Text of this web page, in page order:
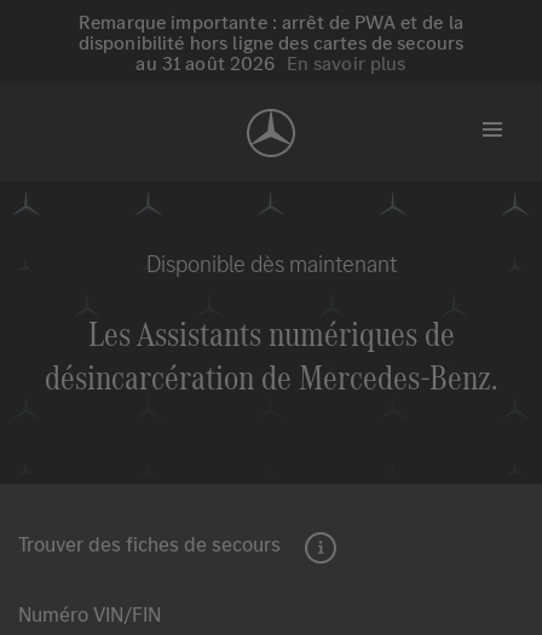
Remarque importante : arrêt de PWA et de la
disponibilité hors ligne des cartes de secours
au 31 août 2026 En savoir plus
Les Assistants numériques de
désincarcération de Mercedes-Benz.
Disponible dès maintenant
Trouver des fiches de secours
Numéro VIN/FIN